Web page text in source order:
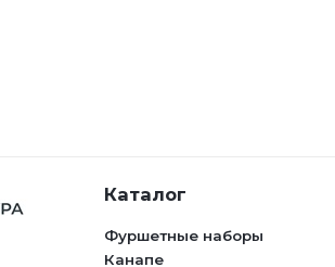
Каталог
Фуршетные наборы
Канапе